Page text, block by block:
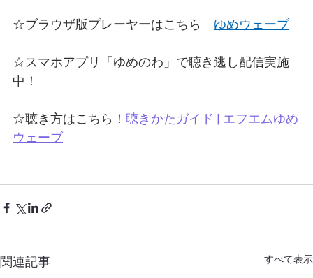
☆ブラウザ版プレーヤーはこちら ゆめウェーブ
☆スマホアプリ「ゆめのわ」で聴き逃し配信実施
中！
☆聴き方はこちら！ 聴きかたガイド | エフエムゆめ
ウェーブ
関連記事 すべて表示